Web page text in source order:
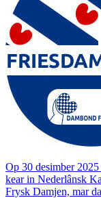
Op 30 desimber
kear in Nederlânsk
Frysk Damjen, mar